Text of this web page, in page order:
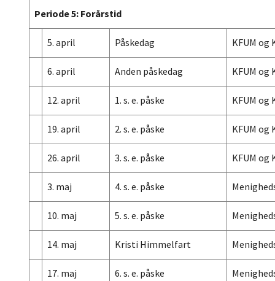
Periode 5: Forårstid
5. april Påskedag KFUM og
6. april Anden påskedag KFUM og
12. april 1. s. e. påske KFUM og
19. april 2. s. e. påske KFUM og
26. april 3. s. e. påske KFUM og
3. maj 4. s. e. påske
10. maj 5. s. e. påske
14. maj Kristi Himmelfart
17. maj 6. s. e. påske